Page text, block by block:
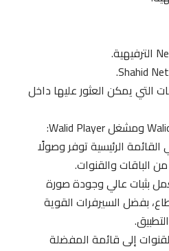
التي يمكن العثور عليها داخل
الرئيسية توفر وصولًا
الباقات والقنوات.
بثبات عالي وجودة صورة
بفضل السيرفرات القوية
إلى قائمة المفضلة